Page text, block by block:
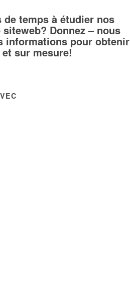
de temps à étudier nos
Donnez – nous
informations pour obtenir
sur mesure!